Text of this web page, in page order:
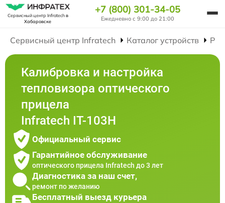
Сервисный центр Infratechв
Хабаровске
+7 (800) 301-34-05
Ежедневно с 9:00 до 21:00
Сервисный центр Infratech Каталог устройств
Калибровка и настройка
тепловизора оптического
прицела
Infratech IT-103Н
Официальный сервис
Гарантийное обслуживание
оптического прицела Infratech до 3 лет
Диагностика за наш счет,
ремонт по желанию
Бесплатный выезд курьера